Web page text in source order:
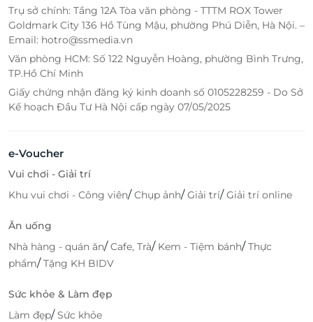
Trụ sở chính: Tầng 12A Tòa văn phòng - TTTM ROX Tower
Goldmark City 136 Hồ Tùng Mậu, phường Phú Diễn, Hà Nội. –
Email: hotro@ssmedia.vn
Văn phòng HCM: Số 122 Nguyễn Hoàng, phường Bình Trưng,
TP.Hồ Chí Minh
Giấy chứng nhận đăng ký kinh doanh số 0105228259 - Do Sở
Kế hoạch Đầu Tư Hà Nội cấp ngày 07/05/2025
e-Voucher
Vui chơi - Giải trí
Khu vui chơi - Công viên/Chụp ảnh/Giải trí/Giải trí online
Ăn uống
Nhà hàng - quán ăn/Cafe, Trà/ Kem - Tiệm bánh/Thực
phẩm/Tặng KH BIDV
Sức khỏe & Làm đẹp
Làm đẹp/Sức khỏe